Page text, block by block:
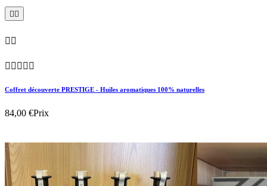
 
 
    
Coffret découverte PRESTIGE - Huiles aromatiques 100% naturelles
84,00 €Prix